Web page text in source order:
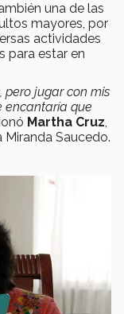
una de las
mayores, por
actividades
para estar en
pero jugar con mis
encantaría que
Martha Cruz,
Saucedo.